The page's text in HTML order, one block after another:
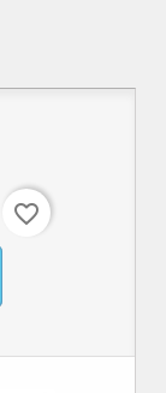
favorite_border